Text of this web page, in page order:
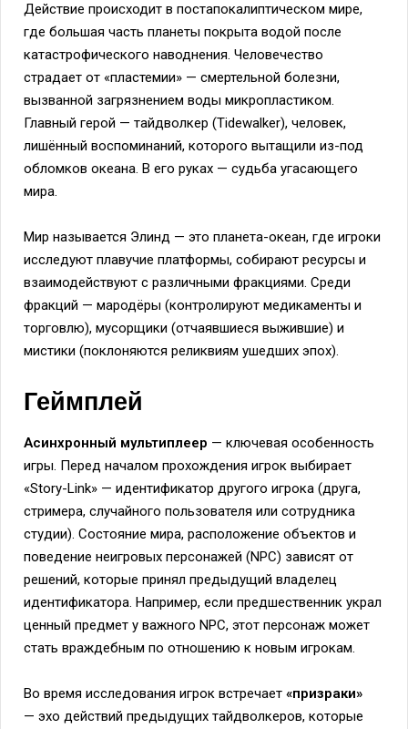
Действие происходит в постапокалиптическом мире,
где большая часть планеты покрыта водой после
катастрофического наводнения. Человечество
страдает от «пластемии» — смертельной болезни,
вызванной загрязнением воды микропластиком.
Главный герой — тайдволкер (Tidewalker), человек,
лишённый воспоминаний, которого вытащили из-под
обломков океана. В его руках — судьба угасающего
мира.
Мир называется Элинд — это планета-океан, где игроки
исследуют плавучие платформы, собирают ресурсы и
взаимодействуют с различными фракциями. Среди
фракций — мародёры (контролируют медикаменты и
торговлю), мусорщики (отчаявшиеся выжившие) и
мистики (поклоняются реликвиям ушедших эпох).
Геймплей
Асинхронный мультиплеер — ключевая особенность
игры. Перед началом прохождения игрок выбирает
«Story-Link» — идентификатор другого игрока (друга,
стримера, случайного пользователя или сотрудника
студии). Состояние мира, расположение объектов и
поведение неигровых персонажей (NPC) зависят от
решений, которые принял предыдущий владелец
идентификатора. Например, если предшественник украл
ценный предмет у важного NPC, этот персонаж может
стать враждебным по отношению к новым игрокам.
Во время исследования игрок встречает «призраки»
— эхо действий предыдущих тайдволкеров, которые